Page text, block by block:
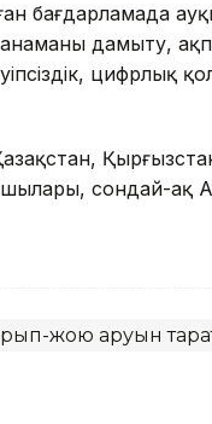
бағдарламада
дамыту,
цифрлық
сондай-
жою қаруын